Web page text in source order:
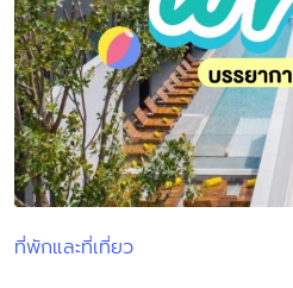
Posted
ที่พักและที่เที่ยว